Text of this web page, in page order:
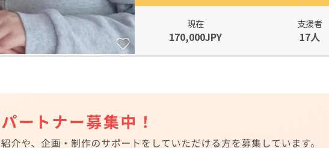
現在
170,000JPY
支援者
17人